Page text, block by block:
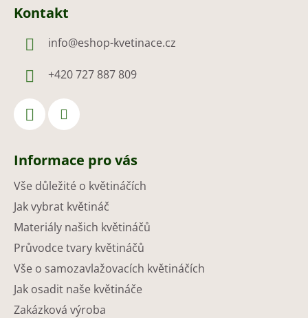
Kontakt
info@eshop-kvetinace.cz
+420 727 887 809
Informace pro vás
Vše důležité o květináčích
Jak vybrat květináč
Materiály našich květináčů
Průvodce tvary květináčů
Vše o samozavlažovacích květináčích
Jak osadit naše květináče
Zakázková výroba